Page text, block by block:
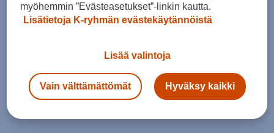
myöhemmin ”Evästeasetukset”-linkin kautta.
Lisätietoja K-ryhmän evästekäytännöistä
Lisää valintoja
Vain välttämättömät Hyväksy kaikki